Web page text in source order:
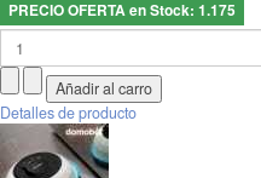
PRECIO OFERTA en Stock: 1.175
Detalles de producto